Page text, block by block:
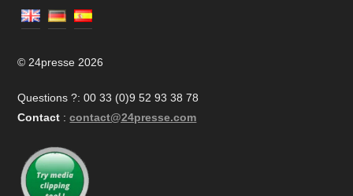
© 24presse 2026
Questions ?: 00 33 (0)9 52 93 38 78
Contact : contact@24presse.com